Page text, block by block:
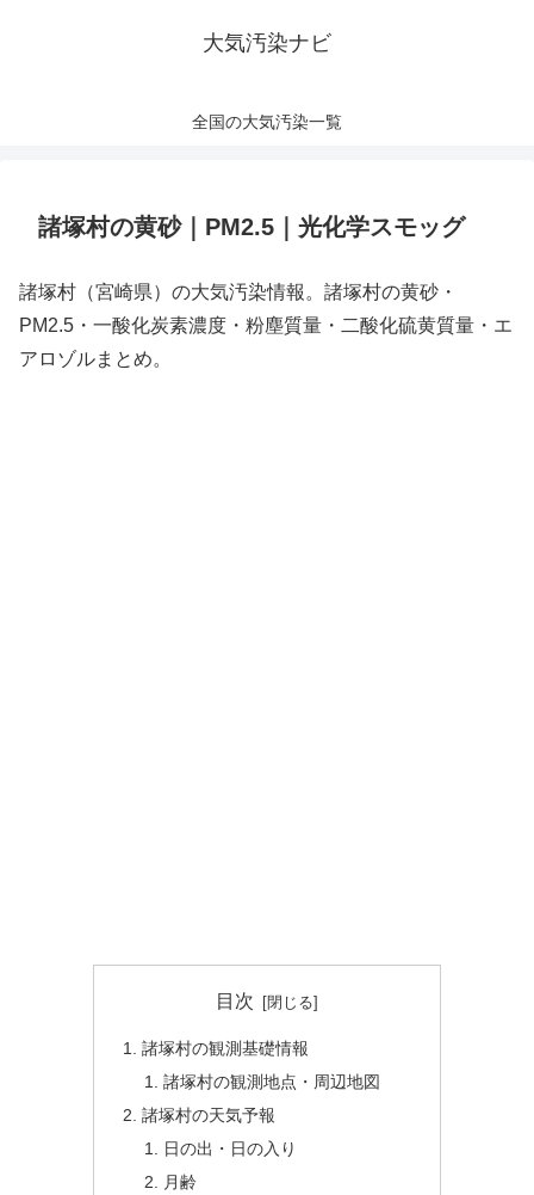
大気汚染ナビ
全国の大気汚染一覧
諸塚村の黄砂｜PM2.5｜光化学スモッグ
諸塚村（宮崎県）の大気汚染情報。諸塚村の黄砂・
PM2.5・一酸化炭素濃度・粉塵質量・二酸化硫黄質量・エ
アロゾルまとめ。
目次
諸塚村の観測基礎情報
諸塚村の観測地点・周辺地図
諸塚村の天気予報
日の出・日の入り
月齢